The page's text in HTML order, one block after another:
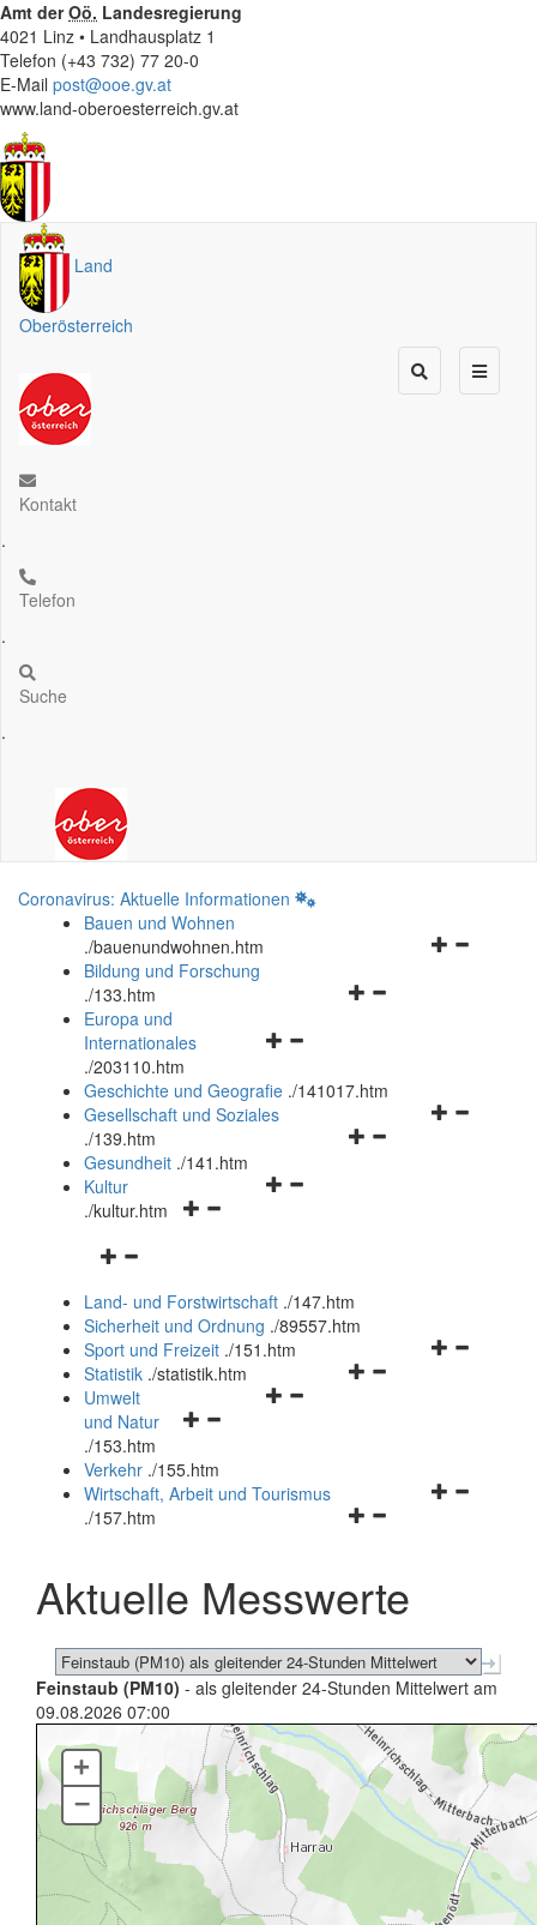
Amt derOö. Landesregierung
4021 Linz • Landhausplatz 1
Telefon (+43 732) 77 20-0
E-Mail post@ooe.gv.at
www.land-oberoesterreich.gv.at
Land
Oberösterreich
Kontakt
.
Telefon
.
Suche
.
Coronavirus: Aktuelle Informationen
Bauen und Wohnen
./bauenundwohnen.htm
Navigationsmenü
Bildung und Forschung
./133.htm
Navigationsmenü
und
schließen
Europa und
Internationales
./203110.htm
Geschichte und Geografie ./141017.htm
Navigationsmenü
Gesellschaft und Soziales
./139.htm
Navigationsmenü
Gesundheit ./141.htm
Navigationsmenü
Kultur
./kultur.htm
Navigationsmenü
und
schließen
Land- und Forstwirtschaft ./147.htm
Sicherheit und Ordnung ./89557.htm
Navigationsmenü
Sport und Freizeit ./151.htm
Navigationsmenü
Statistik ./statistik.htm
Navigationsmenü
und
schließen
Umwelt
und Natur
./153.htm
Verkehr ./155.htm
Navigationsmenü
schließen
Wirtschaft, Arbeit und Tourismus
./157.htm
Aktuelle Messwerte
Feinstaub (PM10) - als gleitender 24-Stunden Mittelwert am
09.08.2026 07:00
+
–